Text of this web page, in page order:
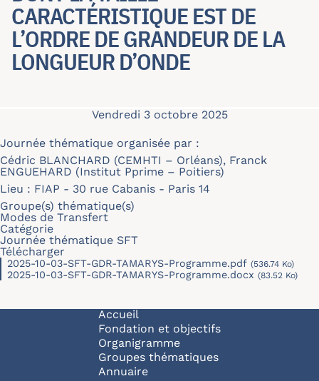
CARACTÉRISTIQUE EST DE
L’ORDRE DE GRANDEUR DE LA
LONGUEUR D’ONDE
Vendredi 3 octobre 2025
Journée thématique organisée par :
Cédric BLANCHARD (CEMHTI – Orléans), Franck
ENGUEHARD (Institut Pprime – Poitiers)
Lieu : FIAP - 30 rue Cabanis - Paris 14
Groupe(s) thématique(s)
Modes de Transfert
Catégorie
Journée thématique SFT
Télécharger
2025-10-03-SFT-GDR-TAMARYS-Programme.pdf (536.74 Ko)
2025-10-03-SFT-GDR-TAMARYS-Programme.docx (83.52 Ko)
Navigation principale
Accueil
Fondation et objectifs
Organigramme
Groupes thématiques
Annuaire